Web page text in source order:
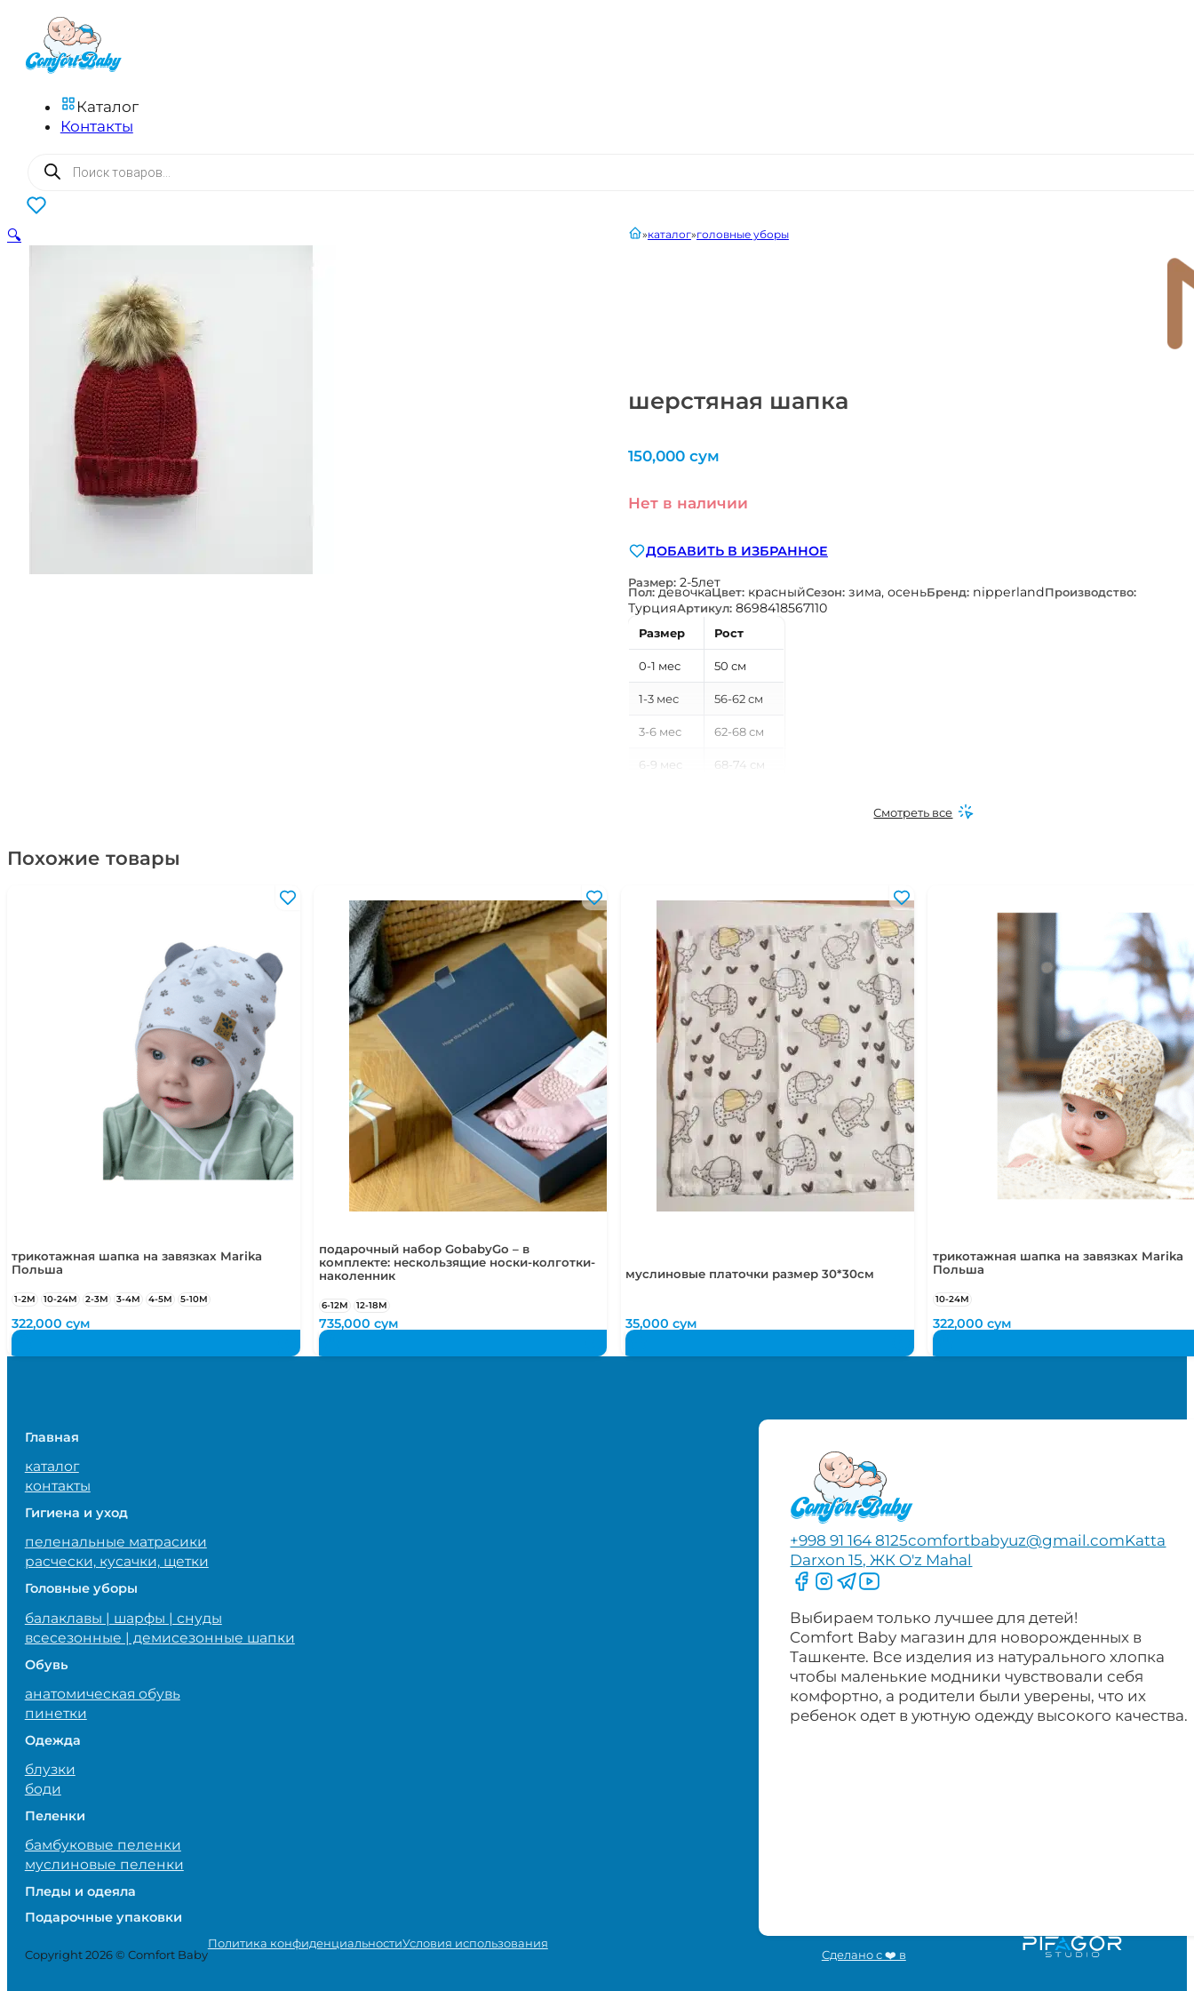
Каталог
Контакты
Поиск
товаров
0
шерстяная шапка
главнаякаталог головные уборы
150,000 сум
Нет в наличии
ДОБАВИТЬ В ИЗБРАННОЕ
Размер: 2-5лет
Пол:девочкаЦвет: красныйСезон: зима, осеньБренд: nipperlandПроизводство:
ТурцияАртикул: 8698418567110
Размер Рост
0-1 мес 50 см
1-3 мес 56-62 см
3-6 мес 62-68 см
6-9 мес 68-74 см
3-4 года 98-104 см
4-5 лет 104-110 см
5-6 лет 110-116 см
Смотреть все
🔍
Похожие товары
трикотажная шапка на завязках Marika
Польша
1-2М 10-24М 2-3М 3-4М 4-5М 5-10М
322,000сум
подарочный набор GobabyGo – в
комплекте: нескользящие носки-колготки-
наколенник
6-12М 12-18М
735,000 сум
муслиновые платочки размер 30*30см
35,000сум
трикотажная шапка на завязках Marika
Польша
10-24М
322,000 сум
Главная
каталог
контакты
Гигиена и уход
пеленальные матрасики
расчески, кусачки, щетки
Головные уборы
балаклавы | шарфы | снуды
всесезонные | демисезонные шапки
Обувь
анатомическая обувь
пинетки
Одежда
блузки
боди
Пеленки
бамбуковые пеленки
муслиновые пеленки
Пледы и одеяла
Подарочные упаковки
+998 91 164 8125comfortbabyuz@gmail.comKatta
Darxon 15, ЖК O'z Mahal
Следите за нами на Facebook
Следите за нами в Instagram
Следите за нами в Telegram
Следите за нами в YouTube
Выбираем только лучшее для детей!
Comfort Baby магазин для новорожденных в
Ташкенте. Все изделия из натурального хлопка
чтобы маленькие модники чувствовали себя
комфортно, а родители были уверены, что их
ребенок одет в уютную одежду высокого качества.
Copyright 2026 © Comfort Baby
Политика конфиденциальностиУсловия использования
Сделано с ❤️ в